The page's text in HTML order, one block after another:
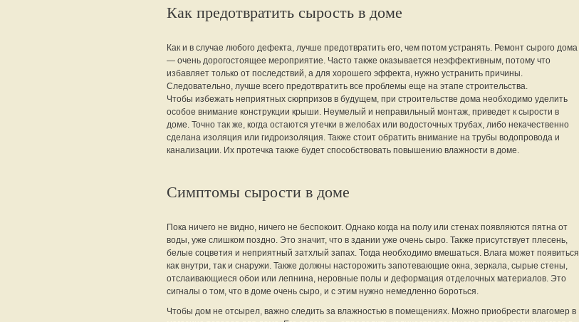
Как предотвратить сырость в доме
Как и в случае любого дефекта, лучше предотвратить его, чем потом устранять. Ремонт сырого дома
— очень дорогостоящее мероприятие. Часто также оказывается неэффективным, потому что
избавляет только от последствий, а для хорошего эффекта, нужно устранить причины.
Следовательно, лучше всего предотвратить все проблемы еще на этапе строительства.
Чтобы избежать неприятных сюрпризов в будущем, при строительстве дома необходимо уделить
особое внимание конструкции крыши. Неумелый и неправильный монтаж, приведет к сырости в
доме. Точно так же, когда остаются утечки в желобах или водосточных трубах, либо некачественно
сделана изоляция или гидроизоляция. Также стоит обратить внимание на трубы водопровода и
канализации. Их протечка также будет способствовать повышению влажности в доме.
Симптомы сырости в доме
Пока ничего не видно, ничего не беспокоит. Однако когда на полу или стенах появляются пятна от
воды, уже слишком поздно. Это значит, что в здании уже очень сыро. Также присутствует плесень,
белые соцветия и неприятный затхлый запах. Тогда необходимо вмешаться. Влага может появиться
как внутри, так и снаружи. Также должны насторожить запотевающие окна, зеркала, сырые стены,
отслаивающиеся обои или лепнина, неровные полы и деформация отделочных материалов. Это
сигналы о том, что в доме очень сыро, и с этим нужно немедленно бороться.
Чтобы дом не отсырел, важно следить за влажностью в помещениях. Можно приобрести влагомер в